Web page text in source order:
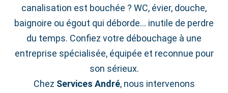
canalisation est bouchée ? WC, évier, douche,
baignoire ou égout qui déborde… inutile de perdre
du temps. Confiez votre débouchage à une
entreprise spécialisée, équipée et reconnue pour
son sérieux.
Chez Services André, nous intervenons